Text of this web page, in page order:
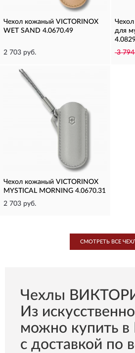
Чехол кожаный VICTORINOX
WET SAND 4.0670.49
2 703 руб.
для
3
Чехол кожаный VICTORINOX
MYSTICAL MORNING 4.0670.31
2 703 руб.
СМОТРЕТЬ ВСЕ
Чехлы
Из
можно купить в
с доставкой по